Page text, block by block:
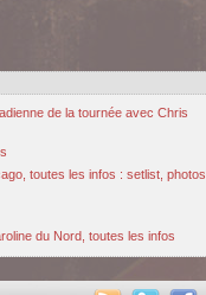
de la tournée avec Chris
toutes les infos : setlist, photos,
du Nord, toutes les infos